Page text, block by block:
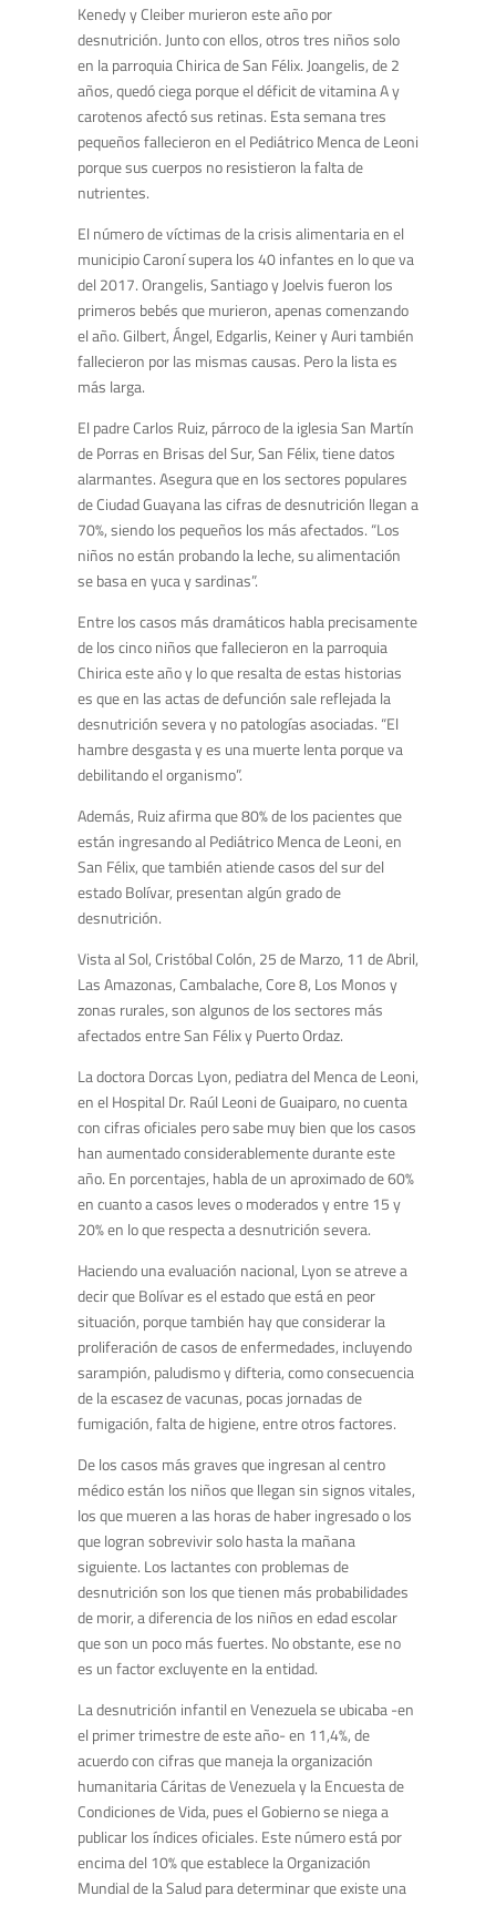
Kenedy y Cleiber murieron este año por
desnutrición. Junto con ellos, otros tres niños solo
en la parroquia Chirica de San Félix. Joangelis, de 2
años, quedó ciega porque el déficit de vitamina A y
carotenos afectó sus retinas. Esta semana tres
pequeños fallecieron en el Pediátrico Menca de Leoni
porque sus cuerpos no resistieron la falta de
nutrientes.
El número de víctimas de la crisis alimentaria en el
municipio Caroní supera los 40 infantes en lo que va
del 2017. Orangelis, Santiago y Joelvis fueron los
primeros bebés que murieron, apenas comenzando
el año. Gilbert, Ángel, Edgarlis, Keiner y Auri también
fallecieron por las mismas causas. Pero la lista es
más larga.
El padre Carlos Ruiz, párroco de la iglesia San Martín
de Porras en Brisas del Sur, San Félix, tiene datos
alarmantes. Asegura que en los sectores populares
de Ciudad Guayana las cifras de desnutrición llegan a
70%, siendo los pequeños los más afectados. “Los
niños no están probando la leche, su alimentación
se basa en yuca y sardinas”.
Entre los casos más dramáticos habla precisamente
de los cinco niños que fallecieron en la parroquia
Chirica este año y lo que resalta de estas historias
es que en las actas de defunción sale reflejada la
desnutrición severa y no patologías asociadas. “El
hambre desgasta y es una muerte lenta porque va
debilitando el organismo”.
Además, Ruiz afirma que 80% de los pacientes que
están ingresando al Pediátrico Menca de Leoni, en
San Félix, que también atiende casos del sur del
estado Bolívar, presentan algún grado de
desnutrición.
Vista al Sol, Cristóbal Colón, 25 de Marzo, 11 de Abril,
Las Amazonas, Cambalache, Core 8, Los Monos y
zonas rurales, son algunos de los sectores más
afectados entre San Félix y Puerto Ordaz.
La doctora Dorcas Lyon, pediatra del Menca de Leoni,
en el Hospital Dr. Raúl Leoni de Guaiparo, no cuenta
con cifras oficiales pero sabe muy bien que los casos
han aumentado considerablemente durante este
año. En porcentajes, habla de un aproximado de 60%
en cuanto a casos leves o moderados y entre 15 y
20% en lo que respecta a desnutrición severa.
Haciendo una evaluación nacional, Lyon se atreve a
decir que Bolívar es el estado que está en peor
situación, porque también hay que considerar la
proliferación de casos de enfermedades, incluyendo
sarampión, paludismo y difteria, como consecuencia
de la escasez de vacunas, pocas jornadas de
fumigación, falta de higiene, entre otros factores.
De los casos más graves que ingresan al centro
médico están los niños que llegan sin signos vitales,
los que mueren a las horas de haber ingresado o los
que logran sobrevivir solo hasta la mañana
siguiente. Los lactantes con problemas de
desnutrición son los que tienen más probabilidades
de morir, a diferencia de los niños en edad escolar
que son un poco más fuertes. No obstante, ese no
es un factor excluyente en la entidad.
La desnutrición infantil en Venezuela se ubicaba -en
el primer trimestre de este año- en 11,4%, de
acuerdo con cifras que maneja la organización
humanitaria Cáritas de Venezuela y la Encuesta de
Condiciones de Vida, pues el Gobierno se niega a
publicar los índices oficiales. Este número está por
encima del 10% que establece la Organización
Mundial de la Salud para determinar que existe una